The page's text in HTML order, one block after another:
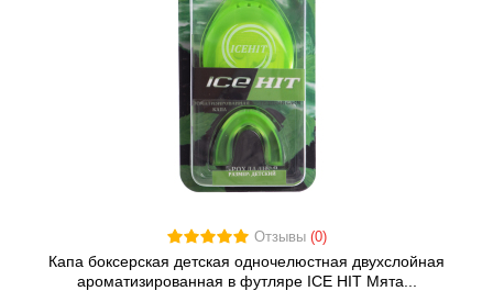
Отзывы (0)
Капа боксерская детская одночелюстная двухслойная
ароматизированная в футляре ICE HIT Мята...